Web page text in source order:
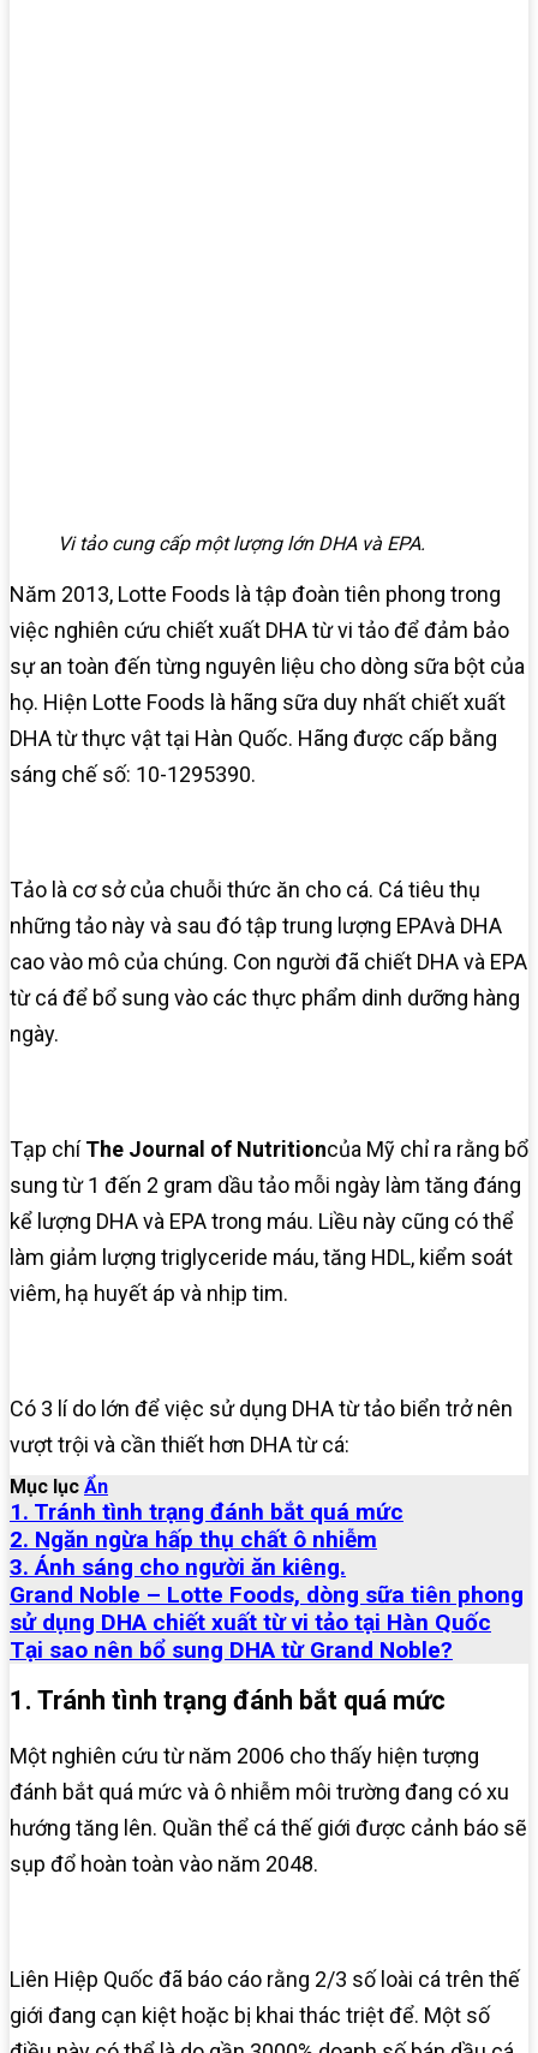
Vi tảo cung cấp một lượng lớn DHA và EPA.
Năm 2013, Lotte Foods là tập đoàn tiên phong trong
việc nghiên cứu chiết xuất DHA từ vi tảo để đảm bảo
sự an toàn đến từng nguyên liệu cho dòng sữa bột của
họ. Hiện Lotte Foods là hãng sữa duy nhất chiết xuất
DHA từ thực vật tại Hàn Quốc. Hãng được cấp bằng
sáng chế số: 10-1295390.
Tảo là cơ sở của chuỗi thức ăn cho cá. Cá tiêu thụ
những tảo này và sau đó tập trung lượng EPAvà DHA
cao vào mô của chúng. Con người đã chiết DHA và EPA
từ cá để bổ sung vào các thực phẩm dinh dưỡng hàng
ngày.
Tạp chíThe Journal of Nutritioncủa Mỹ chỉ ra rằng bổ
sung từ 1 đến 2 gram dầu tảo mỗi ngày làm tăng đáng
kể lượng DHA và EPA trong máu. Liều này cũng có thể
làm giảm lượng triglyceride máu, tăng HDL, kiểm soát
viêm, hạ huyết áp và nhịp tim.
Có 3 lí do lớn để việc sử dụng DHA từ tảo biển trở nên
vượt trội và cần thiết hơn DHA từ cá:
Mục lục Ẩn
1. Tránh tình trạng đánh bắt quá mức
2. Ngăn ngừa hấp thụ chất ô nhiễm
3. Ánh sáng cho người ăn kiêng.
Grand Noble – Lotte Foods, dòng sữa tiên phong
sử dụng DHA chiết xuất từ vi tảo tại Hàn Quốc
Tại sao nên bổ sung DHA từ Grand Noble?
1. Tránh tình trạng đánh bắt quá mức
Một nghiên cứu từ năm 2006 cho thấy hiện tượng
đánh bắt quá mức và ô nhiễm môi trường đang có xu
hướng tăng lên. Quần thể cá thế giới được cảnh báo sẽ
sụp đổ hoàn toàn vào năm 2048.
Liên Hiệp Quốc đã báo cáo rằng 2/3 số loài cá trên thế
giới đang cạn kiệt hoặc bị khai thác triệt để. Một số